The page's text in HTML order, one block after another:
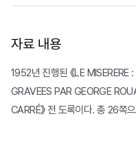
자료 내용
1952년 진행된 《LE
GRAVEES PAR GEORGE
CARRÉ》 전 도록이다. 총 26쪽